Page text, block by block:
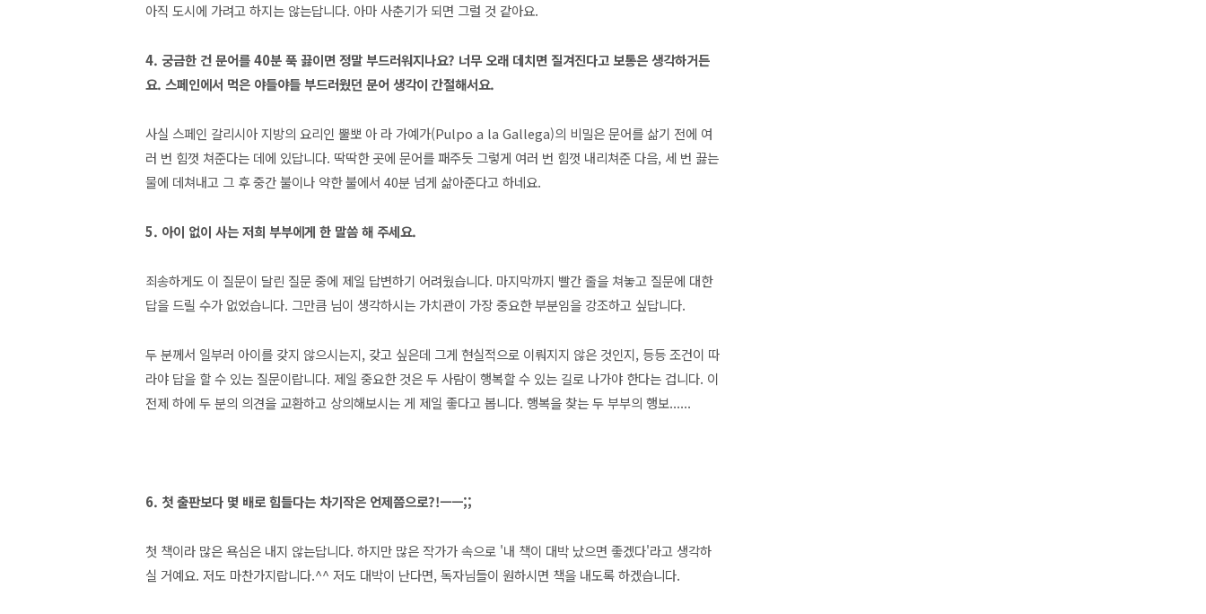
아직 도시에 가려고 하지는 않는답니다. 아마 사춘기가 되면 그럴 것 같아요.
4. 궁금한 건 문어를 40분 푹 끓이면 정말 부드러워지나요? 너무 오래 데치면 질겨진다고 보통은 생각하거든
요. 스페인에서 먹은 야들야들 부드러웠던 문어 생각이 간절해서요.
사실 스페인 갈리시아 지방의 요리인 뿔뽀 아 라 가예가(Pulpo a la Gallega)의 비밀은 문어를 삶기 전에 여
러 번 힘껏 쳐준다는 데에 있답니다. 딱딱한 곳에 문어를 패주듯 그렇게 여러 번 힘껏 내리쳐준 다음, 세 번 끓는
물에 데쳐내고 그 후 중간 불이나 약한 불에서 40분 넘게 삶아준다고 하네요.
5. 아이 없이 사는 저희 부부에게 한 말씀 해 주세요.
죄송하게도 이 질문이 달린 질문 중에 제일 답변하기 어려웠습니다. 마지막까지 빨간 줄을 쳐놓고 질문에 대한
답을 드릴 수가 없었습니다. 그만큼 님이 생각하시는 가치관이 가장 중요한 부분임을 강조하고 싶답니다.
두 분께서 일부러 아이를 갖지 않으시는지, 갖고 싶은데 그게 현실적으로 이뤄지지 않은 것인지, 등등 조건이 따
라야 답을 할 수 있는 질문이랍니다. 제일 중요한 것은 두 사람이 행복할 수 있는 길로 나가야 한다는 겁니다. 이
전제 하에 두 분의 의견을 교환하고 상의해보시는 게 제일 좋다고 봅니다. 행복을 찾는 두 부부의 행보......
6. 첫 출판보다 몇 배로 힘들다는 차기작은 언제쯤으로?!ㅡㅡ;;
첫 책이라 많은 욕심은 내지 않는답니다. 하지만 많은 작가가 속으로 '내 책이 대박 났으면 좋겠다'라고 생각하
실 거예요. 저도 마찬가지랍니다.^^ 저도 대박이 난다면, 독자님들이 원하시면 책을 내도록 하겠습니다.